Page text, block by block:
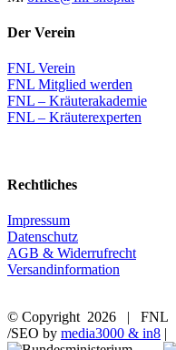
Der Verein
FNL Verein
FNL Mitglied werden
FNL – Kräuterakademie
FNL – Kräuterexperten
Rechtliches
Impressum
Datenschutz
AGB & Widerrufrecht
Versandinformation
© Copyright 2026 | FNL
/SEO by media3000 & in8 |